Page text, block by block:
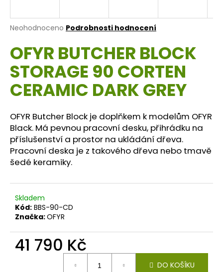
Průměrné
produktu
je
0,0
z
5
hvězdiček.
Neohodnoceno Podrobnosti hodnocení
OFYR BUTCHER BLOCK
STORAGE 90 CORTEN
CERAMIC DARK GREY
OFYR Butcher Block je doplňkem k modelům OFYR
Black. Má pevnou pracovní desku, přihrádku na
příslušenství a prostor na ukládání dřeva.
Pracovní deska je z takového dřeva nebo tmavě
šedé keramiky.
Skladem
Kód: BBS-90-CD
Značka:OFYR
41 790 Kč
DO KOŠÍKU
j
t
?
HLEDAT
D
o
p
u
u